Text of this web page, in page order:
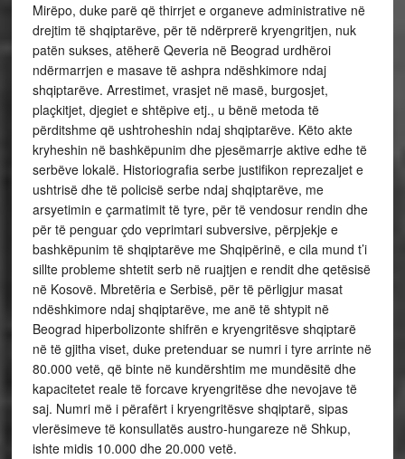
Mirëpo, duke parë që thirrjet e organeve administrative në
drejtim të shqiptarëve, për të ndërprerë kryengritjen, nuk
patën sukses, atëherë Qeveria në Beograd urdhëroi
ndërmarrjen e masave të ashpra ndëshkimore ndaj
shqiptarëve. Arrestimet, vrasjet në masë, burgosjet,
plaçkitjet, djegiet e shtëpive etj., u bënë metoda të
përditshme që ushtroheshin ndaj shqiptarëve. Këto akte
kryheshin në bashkëpunim dhe pjesëmarrje aktive edhe të
serbëve lokalë. Historiografia serbe justifikon reprezaljet e
ushtrisë dhe të policisë serbe ndaj shqiptarëve, me
arsyetimin e çarmatimit të tyre, për të vendosur rendin dhe
për të penguar çdo veprimtari subversive, përpjekje e
bashkëpunim të shqiptarëve me Shqipërinë, e cila mund t’i
sillte probleme shtetit serb në ruajtjen e rendit dhe qetësisë
në Kosovë. Mbretëria e Serbisë, për të përligjur masat
ndëshkimore ndaj shqiptarëve, me anë të shtypit në
Beograd hiperbolizonte shifrën e kryengritësve shqiptarë
në të gjitha viset, duke pretenduar se numri i tyre arrinte në
80.000 vetë, që binte në kundërshtim me mundësitë dhe
kapacitetet reale të forcave kryengritëse dhe nevojave të
saj. Numri më i përafërt i kryengritësve shqiptarë, sipas
vlerësimeve të konsullatës austro-hungareze në Shkup,
ishte midis 10.000 dhe 20.000 vetë.